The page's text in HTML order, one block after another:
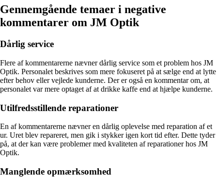
Gennemgående temaer i negative
kommentarer om JM Optik
Dårlig service
Flere af kommentarerne nævner dårlig service som et problem hos JM
Optik. Personalet beskrives som mere fokuseret på at sælge end at lytte
efter behov eller vejlede kunderne. Der er også en kommentar om, at
personalet var mere optaget af at drikke kaffe end at hjælpe kunderne.
Utilfredsstillende reparationer
En af kommentarerne nævner en dårlig oplevelse med reparation af et
ur. Uret blev repareret, men gik i stykker igen kort tid efter. Dette tyder
på, at der kan være problemer med kvaliteten af reparationer hos JM
Optik.
Manglende opmærksomhed